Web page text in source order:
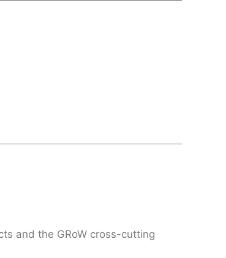
and the GRoW cross-cutting